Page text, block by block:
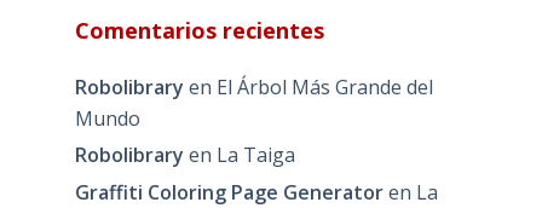
Comentarios recientes
Robolibrary en El Árbol Más Grande del
Mundo
Robolibrary en La Taiga
Graffiti Coloring Page Generatoren La